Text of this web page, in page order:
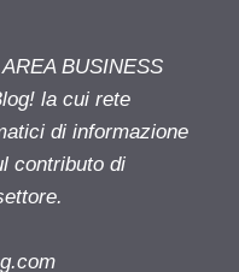
BUSINESS
la cui rete
di informazione
contributo di